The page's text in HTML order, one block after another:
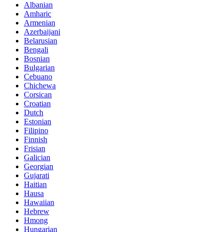
Albanian
Amharic
Armenian
Azerbaijani
Belarusian
Bengali
Bosnian
Bulgarian
Cebuano
Chichewa
Corsican
Croatian
Dutch
Estonian
Filipino
Finnish
Frisian
Galician
Georgian
Gujarati
Haitian
Hausa
Hawaiian
Hebrew
Hmong
Hungarian